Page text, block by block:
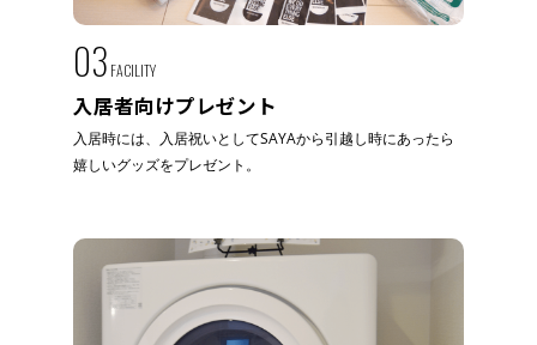
03 FACILITY
入居者向けプレゼント
入居時には、入居祝いとしてSAYAから引越し時にあったら
嬉しいグッズをプレゼント。